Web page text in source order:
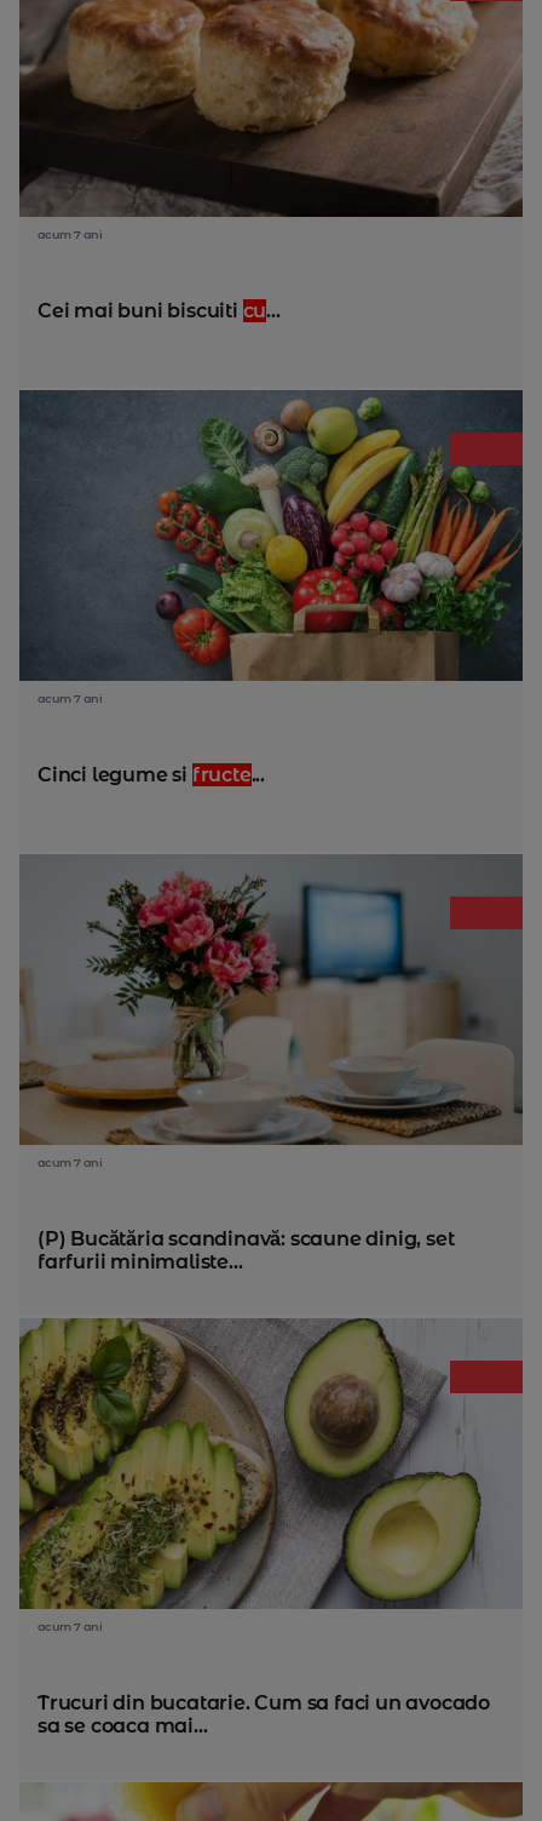
acum 7 ani
Cei mai buni biscuiti cu...
acum 7 ani
Cinci legume si fructe...
acum 7 ani
(P) Bucătăria scandinavă: scaune dinig, set
farfurii minimaliste...
acum 7 ani
Trucuri din bucatarie. Cum sa faci un avocado
sa se coaca mai...